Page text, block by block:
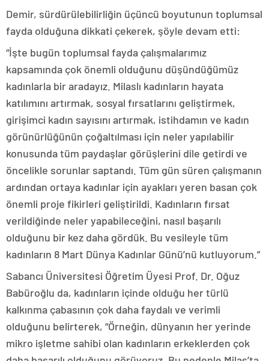
Demir, sürdürülebilirliğin üçüncü boyutunun toplumsal
fayda olduğuna dikkati çekerek, şöyle devam etti:
“İşte bugün toplumsal fayda çalışmalarımız
kapsamında çok önemli olduğunu düşündüğümüz
kadınlarla bir aradayız. Milaslı kadınların hayata
katılımını artırmak, sosyal fırsatlarını geliştirmek,
girişimci kadın sayısını artırmak, istihdamın ve kadın
görünürlüğünün çoğaltılması için neler yapılabilir
konusunda tüm paydaşlar görüşlerini dile getirdi ve
öncelikle sorunlar saptandı. Tüm gün süren çalışmanın
ardından ortaya kadınlar için ayakları yeren basan çok
önemli proje fikirleri geliştirildi. Kadınların fırsat
verildiğinde neler yapabileceğini, nasıl başarılı
olduğunu bir kez daha gördük. Bu vesileyle tüm
kadınların 8 Mart Dünya Kadınlar Günü’nü kutluyorum.”
Sabancı Üniversitesi Öğretim Üyesi Prof. Dr. Oğuz
Babüroğlu da, kadınların içinde olduğu her türlü
kalkınma çabasının çok daha faydalı ve verimli
olduğunu belirterek, “Örneğin, dünyanın her yerinde
mikro işletme sahibi olan kadınların erkeklerden çok